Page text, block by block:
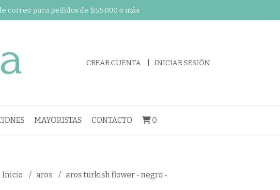
correo para pedidos de $55.000 o más
CREAR CUENTA INICIAR SESIÓN
MAYORISTAS CONTACTO 0
Inicio aros aros turkish flower - negro -